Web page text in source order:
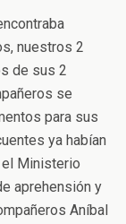
nuestros 2
de sus 2
se
para sus
ya habían
Ministerio
aprehensión y
Aníbal